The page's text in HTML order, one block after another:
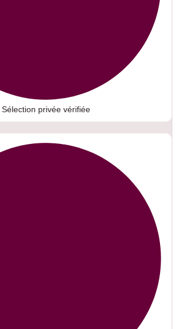
Sélection privée vérifiée